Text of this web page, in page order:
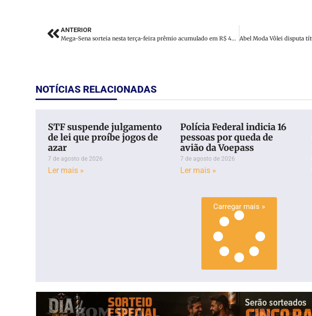
ANTERIOR
Mega-Sena sorteia nesta terça-feira prêmio acumulado em R$ 40 milhões
NOTÍCIAS RELACIONADAS
STF suspende julgamento
de lei que proíbe jogos de
azar
7 de agosto de 2026
Ler mais »
Polícia Federal indicia 16
pessoas por queda de
avião da Voepass
7 de agosto de 2026
Ler mais »
Carregar mais »